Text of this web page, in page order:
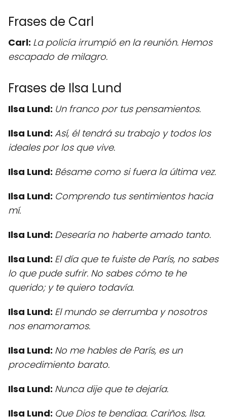
Frases de Carl
Carl: La policía irrumpió en la reunión. Hemos
escapado de milagro.
Frases de Ilsa Lund
Ilsa Lund: Un franco por tus pensamientos.
Ilsa Lund: Así, él tendrá su trabajo y todos los
ideales por los que vive.
Ilsa Lund: Bésame como si fuera la última vez.
Ilsa Lund: Comprendo tus sentimientos hacia
mí.
Ilsa Lund: Desearía no haberte amado tanto.
Ilsa Lund: El día que te fuiste de París, no sabes
lo que pude sufrir. No sabes cómo te he
querido; y te quiero todavía.
Ilsa Lund: El mundo se derrumba y nosotros
nos enamoramos.
Ilsa Lund: No me hables de París, es un
procedimiento barato.
Ilsa Lund: Nunca dije que te dejaría.
Ilsa Lund: Que Dios te bendiga. Cariños, llsa.